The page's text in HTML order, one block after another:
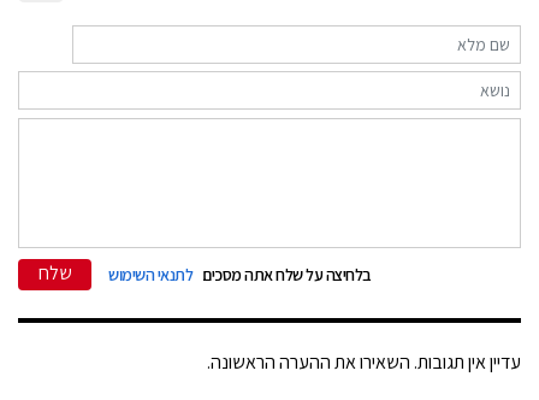
בלחיצה על שלח אתה מסכים לתנאי השימוש שלח
עדיין אין תגובות. השאירו את ההערה הראשונה.